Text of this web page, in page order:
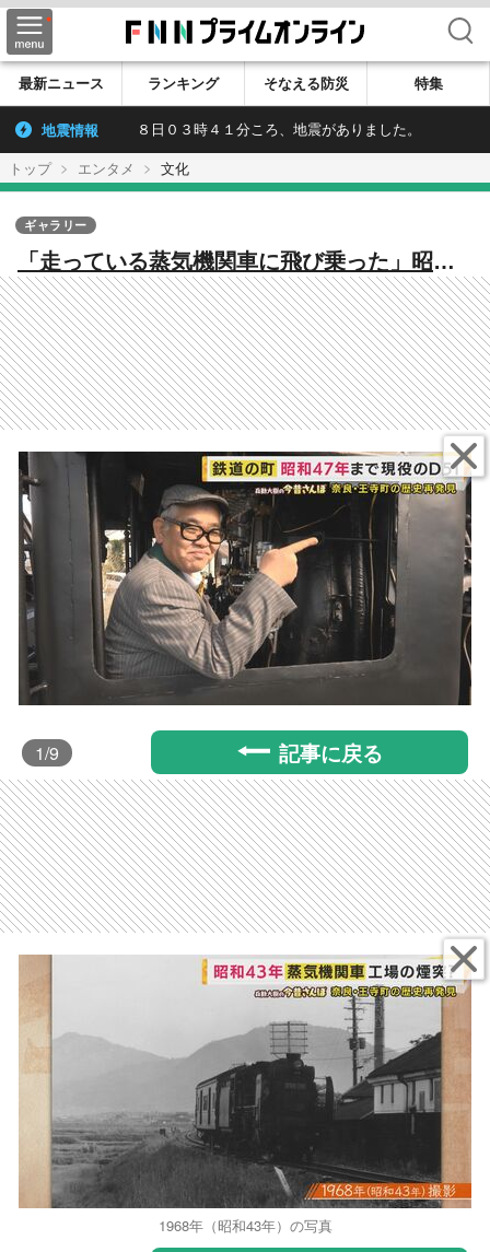
検索
最新ニュース ランキング そなえる防災 特集
地震情報 ８日０３時４１分ころ、地震がありました。
トップ エンタメ 文化
「走っている蒸気機関車に飛び乗った」昭和
を生きた王寺マダムの証言に兵動さん衝撃
当時の姿残す“蒸気機関車D51”を支えた元国鉄
マンの想い 奈良・王寺町の歴史再発見【兵
動大樹の今昔さんぽ】
ギャラリー
1/9 記事に戻る
1968年（昭和43年）の写真